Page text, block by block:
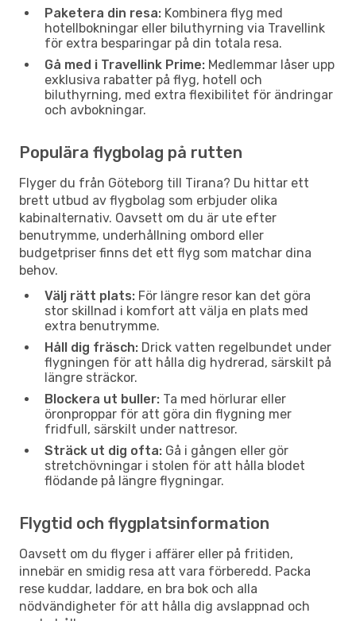
Paketera din resa: Kombinera flyg med
hotellbokningar eller biluthyrning via Travellink
för extra besparingar på din totala resa.
Gå med i Travellink Prime: Medlemmar låser upp
exklusiva rabatter på flyg, hotell och
biluthyrning, med extra flexibilitet för ändringar
och avbokningar.
Populära flygbolag på rutten
Flyger du från Göteborg till Tirana? Du hittar ett
brett utbud av flygbolag som erbjuder olika
kabinalternativ. Oavsett om du är ute efter
benutrymme, underhållning ombord eller
budgetpriser finns det ett flyg som matchar dina
behov.
Välj rätt plats: För längre resor kan det göra
stor skillnad i komfort att välja en plats med
extra benutrymme.
Håll dig fräsch: Drick vatten regelbundet under
flygningen för att hålla dig hydrerad, särskilt på
längre sträckor.
Blockera ut buller: Ta med hörlurar eller
öronproppar för att göra din flygning mer
fridfull, särskilt under nattresor.
Sträck ut dig ofta: Gå i gången eller gör
stretchövningar i stolen för att hålla blodet
flödande på längre flygningar.
Flygtid och flygplatsinformation
Oavsett om du flyger i affärer eller på fritiden,
innebär en smidig resa att vara förberedd. Packa
rese kuddar, laddare, en bra bok och alla
nödvändigheter för att hålla dig avslappnad och